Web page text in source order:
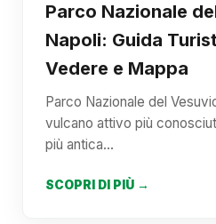
Parco Nazionale
Napoli: Guida
Vedere e Mappa
Parco Nazionale del
vulcano attivo più
più antica…
SCOPRI DI PIÙ →